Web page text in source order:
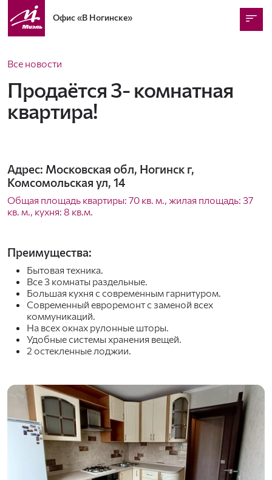
Офис«В Ногинске»
Все новости
Продаётся 3- комнатная
квартира!
Адрес: Московская обл, Ногинск г,
Комсомольская ул, 14
Общая площадь квартиры: 70 кв. м., жилая площадь: 37
кв. м., кухня: 8 кв.м.
Преимущества:
Бытовая техника.
Все 3 комнаты раздельные.
Большая кухня с современным гарнитуром.
Современный евроремонт с заменой всех
коммуникаций.
На всех окнах рулонные шторы.
Удобные системы хранения вещей.
2 остекленные лоджии.